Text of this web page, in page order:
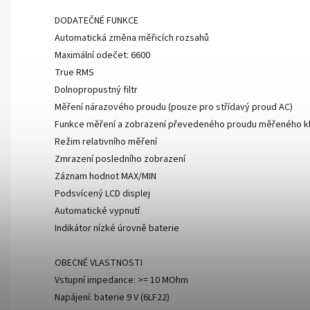
DODATEČNÉ FUNKCE
Automatická změna měřicích rozsahů
Maximální odečet: 6600
True RMS
Dolnopropustný filtr
Měření nárazového proudu (pouze pro střídavý proud AC)
Funkce měření a zobrazení převedeného proudu měřeného
Režim relativního měření
Zmrazení posledního zobrazení
Záznam hodnot MAX/MIN
Podsvícený LCD displej
Automatické vypnutí
Indikátor nízké úrovně baterie
OBECNÉ VLASTNOSTI
Vstupní impedance: >= 10 MOhm
Napájení: baterie 9 V (6LF22)